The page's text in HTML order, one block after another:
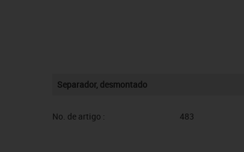
Separador, desmontado
No. de artigo : 483